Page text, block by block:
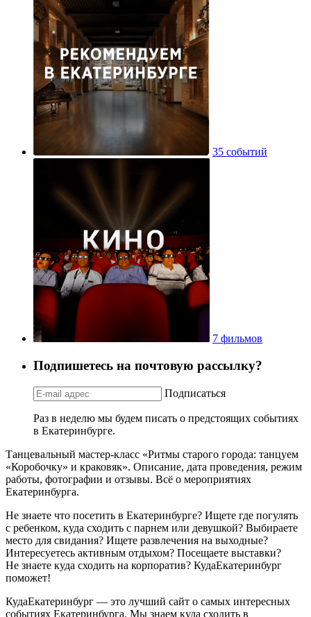
35 событий
7 фильмов
Подпишетесь на почтовую рассылку?
Подписаться
Раз в неделю мы будем писать о предстоящих событиях
в Екатеринбурге.
Танцевальный мастер-класс «Ритмы старого города: танцуем
«Коробочку» и краковяк». Описание, дата проведения, режим
работы, фотографии и отзывы. Всё о мероприятиях
Екатеринбурга.
Не знаете что посетить в Екатеринбурге? Ищете где погулять
с ребенком, куда сходить с парнем или девушкой? Выбираете
место для свидания? Ищете развлечения на выходные?
Интересуетесь активным отдыхом? Посещаете выставки?
Не знаете куда сходить на корпоратив? КудаЕкатеринбург
поможет!
КудаЕкатеринбург — это лучший сайт о самых интересных
событиях Екатеринбурга. Мы знаем куда сходить в